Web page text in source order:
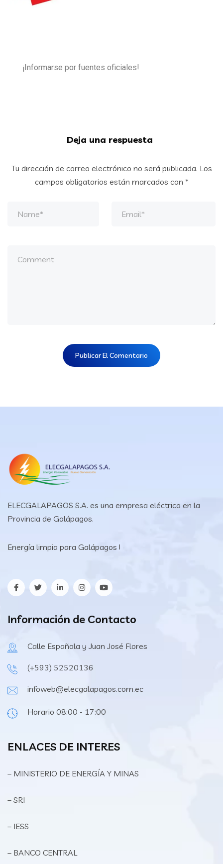
¡Informarse por fuentes oficiales!
Deja una respuesta
Tu dirección de correo electrónico no será publicada. Los
campos obligatorios están marcados con *
ELECGALAPAGOS S.A. es una empresa eléctrica en la
Provincia de Galápagos.
Energía limpia para Galápagos !
Información de Contacto
Calle Española y Juan José Flores
(+593) 52520136
infoweb@elecgalapagos.com.ec
Horario 08:00 - 17:00
ENLACES DE INTERES
– MINISTERIO DE ENERGÍA Y MINAS
– SRI
– IESS
– BANCO CENTRAL